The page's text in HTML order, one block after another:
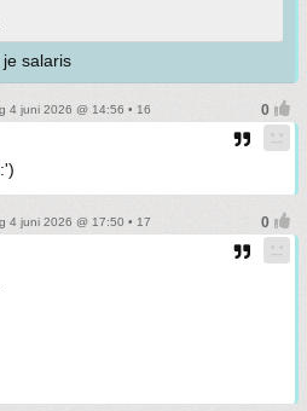
salaris
4 juni 2026 @ 14:56 • 16
4 juni 2026 @ 17:50 • 17